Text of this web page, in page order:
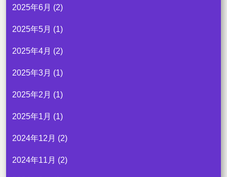
2025年6月 (2)
2025年5月 (1)
2025年4月 (2)
2025年3月 (1)
2025年2月 (1)
2025年1月 (1)
2024年12月 (2)
2024年11月 (2)